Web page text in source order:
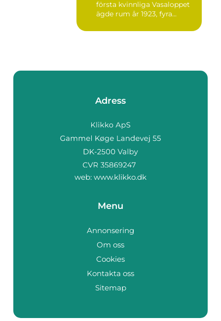
första kvinnliga Vasaloppet
ägde rum år 1923, fyra...
Adress
web: www.klikko.dk
Menu
Annonsering
Om oss
Cookies
Kontakta oss
Sitemap